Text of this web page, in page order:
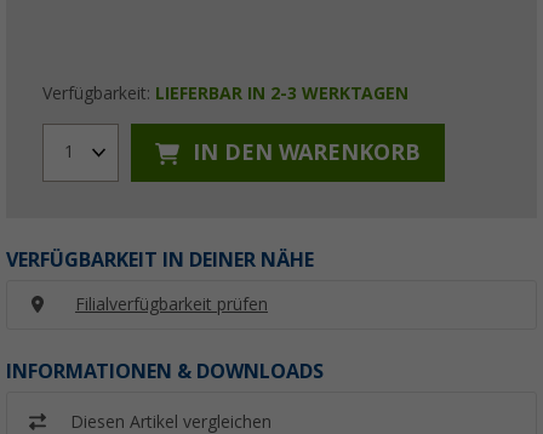
Verfügbarkeit: LIEFERBAR IN 2-3 WERKTAGEN
1 IN DEN WARENKORB
VERFÜGBARKEIT IN DEINER NÄHE
Filialverfügbarkeit prüfen
INFORMATIONEN & DOWNLOADS
Diesen Artikel vergleichen